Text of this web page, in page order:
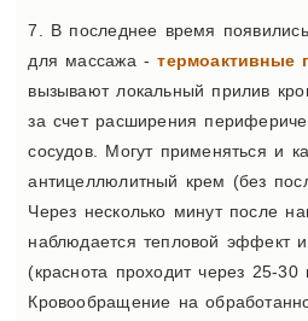
7. В последнее время
для массажа -термоактивные
вызывают локальный прилив
за счет расширения
сосудов. Могут применяться и
антицеллюлитный крем (без
Через несколько минут после
наблюдается тепловой эффект
(краснота проходит через 25-30
Кровообращение на